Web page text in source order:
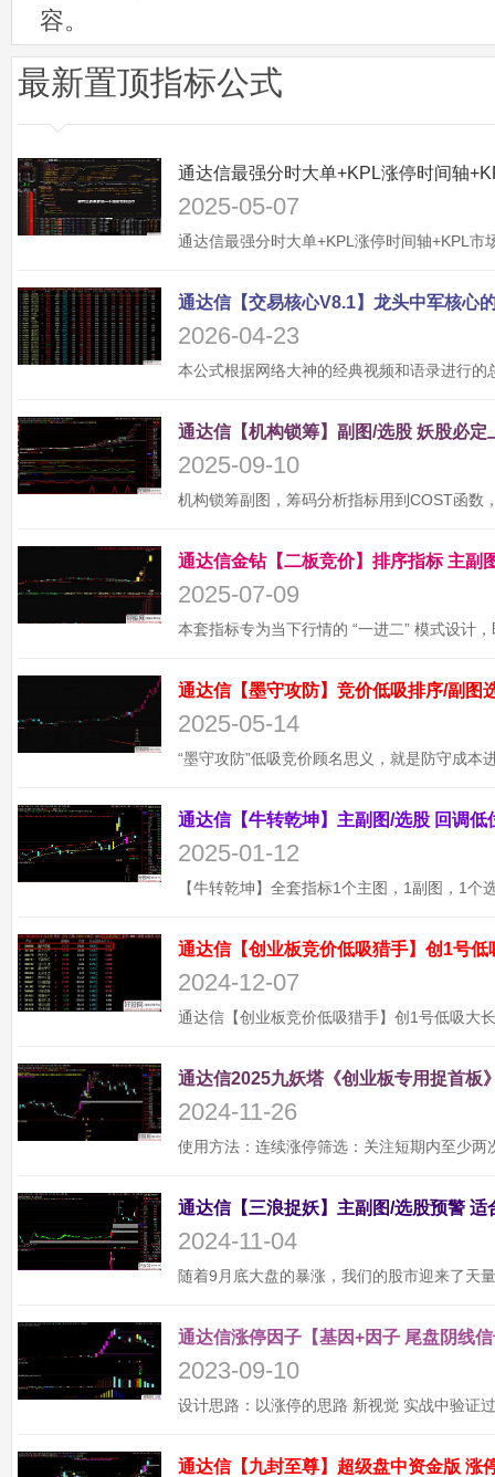
容。
最新置顶指标公式
2025-05-07
2026-04-23
2025-09-10
2025-07-09
2025-05-14
2025-01-12
通达信【创业板竞价低吸猎手】创1号
2024-12-07
通达信2025九妖塔《创业板专用捉首板
2024-11-26
2024-11-04
通达信涨停因子【基因+因子 尾盘阴线
2023-09-10